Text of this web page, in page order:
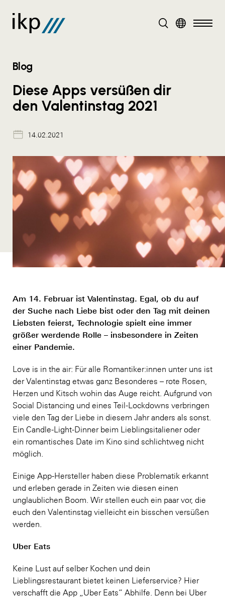
DE
Blog
Diese Apps versüßen dir
den Valentinstag 2021
14.02.2021
Am 14. Februar ist Valentinstag. Egal, ob du auf
der Suche nach Liebe bist oder den Tag mit deinen
Liebsten feierst, Technologie spielt eine immer
größer werdende Rolle – insbesondere in Zeiten
einer Pandemie.
Love is in the air: Für alle Romantiker:innen unter uns ist
der Valentinstag etwas ganz Besonderes – rote Rosen,
Herzen und Kitsch wohin das Auge reicht. Aufgrund von
Social Distancing und eines Teil-Lockdowns verbringen
viele den Tag der Liebe in diesem Jahr anders als sonst.
Ein Candle-Light-Dinner beim Lieblingsitaliener oder
ein romantisches Date im Kino sind schlichtweg nicht
möglich.
Einige App-Hersteller haben diese Problematik erkannt
und erleben gerade in Zeiten wie diesen einen
unglaublichen Boom. Wir stellen euch ein paar vor, die
euch den Valentinstag vielleicht ein bisschen versüßen
werden.
Uber Eats
Keine Lust auf selber Kochen und dein
Lieblingsrestaurant bietet keinen Lieferservice? Hier
verschafft die App „Uber Eats“ Abhilfe. Denn bei Uber